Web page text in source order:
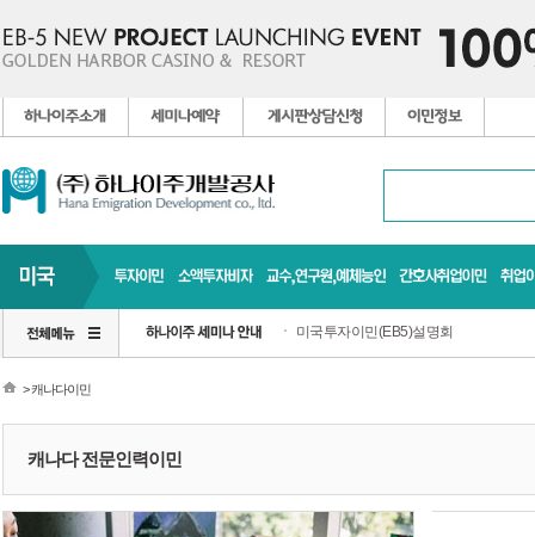
미국투자이민(EB5)설명회
> 캐나다이민
캐나다 전문인력이민